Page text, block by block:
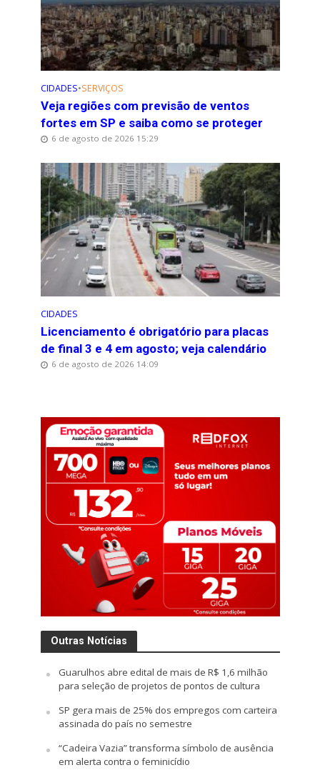
CIDADES•SERVIÇOS
Veja regiões com previsão de ventos
fortes em SP e saiba como se proteger
6 de agosto de 2026 15:29
CIDADES
Licenciamento é obrigatório para placas
de final 3 e 4 em agosto; veja calendário
6 de agosto de 2026 14:09
Outras Notícias
Guarulhos abre edital de mais de R$ 1,6 milhão
para seleção de projetos de pontos de cultura
SP gera mais de 25% dos empregos com carteira
assinada do país no semestre
“Cadeira Vazia” transforma símbolo de ausência
em alerta contra o feminicídio